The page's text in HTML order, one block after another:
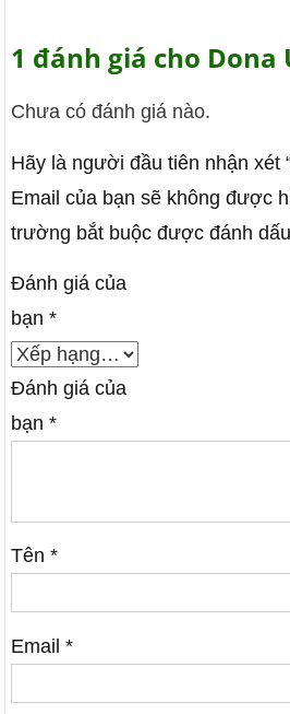
1 đánh giá cho Dona
Chưa có đánh giá nào.
Hãy là người đầu tiên nhận xét
Email của bạn sẽ không được
trường bắt buộc được đánh
Đánh giá của
bạn*
Đánh giá của
bạn*
Tên*
Email*